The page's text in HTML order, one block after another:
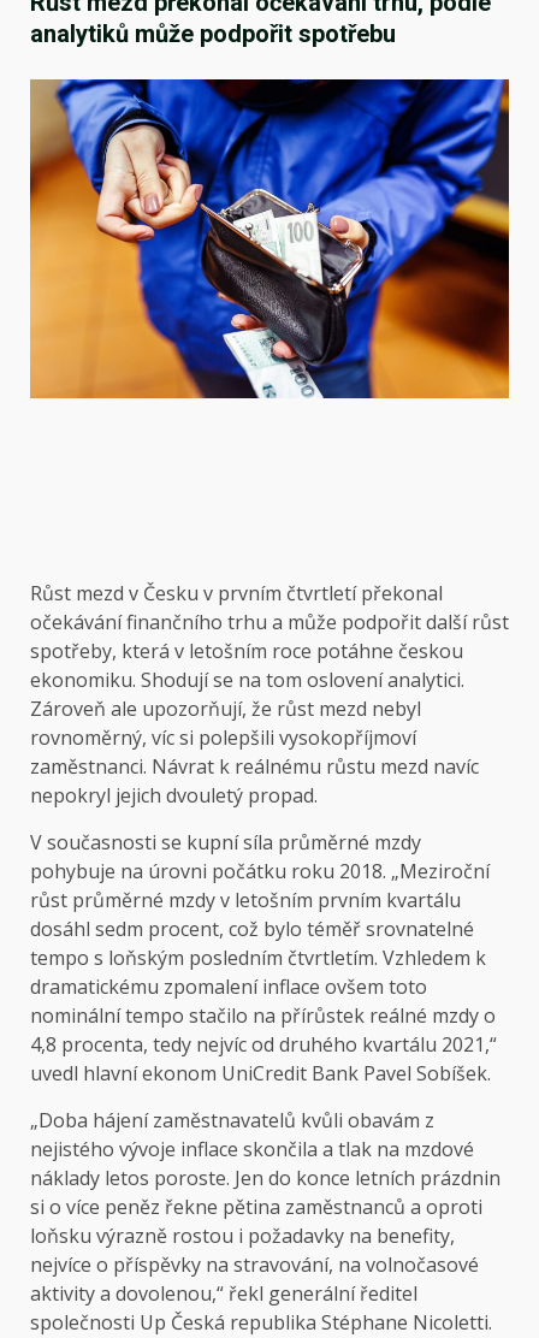
analytiků může podpořit spotřebu
Růst mezd v Česku v prvním čtvrtletí překonal
očekávání finančního trhu a může podpořit další růst
spotřeby, která v letošním roce potáhne českou
ekonomiku. Shodují se na tom oslovení analytici.
Zároveň ale upozorňují, že růst mezd nebyl
rovnoměrný, víc si polepšili vysokopříjmoví
zaměstnanci. Návrat k reálnému růstu mezd navíc
nepokryl jejich dvouletý propad.
V současnosti se kupní síla průměrné mzdy
pohybuje na úrovni počátku roku 2018. „Meziroční
růst průměrné mzdy v letošním prvním kvartálu
dosáhl sedm procent, což bylo téměř srovnatelné
tempo s loňským posledním čtvrtletím. Vzhledem k
dramatickému zpomalení inflace ovšem toto
nominální tempo stačilo na přírůstek reálné mzdy o
4,8 procenta, tedy nejvíc od druhého kvartálu 2021,“
uvedl hlavní ekonom UniCredit Bank Pavel Sobíšek.
„Doba hájení zaměstnavatelů kvůli obavám z
nejistého vývoje inflace skončila a tlak na mzdové
náklady letos poroste. Jen do konce letních prázdnin
si o více peněz řekne pětina zaměstnanců a oproti
loňsku výrazně rostou i požadavky na benefity,
nejvíce o příspěvky na stravování, na volnočasové
aktivity a dovolenou,“ řekl generální ředitel
společnosti Up Česká republika Stéphane Nicoletti.